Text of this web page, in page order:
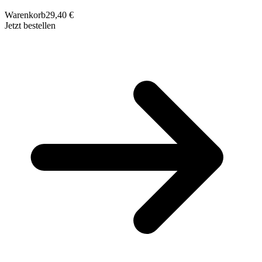
Warenkorb29,40 €
Jetzt bestellen